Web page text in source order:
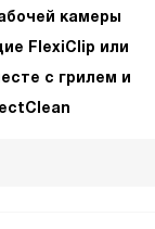
камеры
FlexiClip или
с грилем и